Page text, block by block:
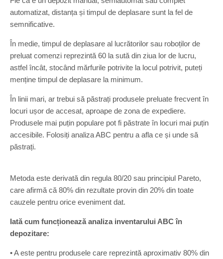
automatizat, distanța și timpul de deplasare sunt la fel de
semnificative.
În medie, timpul de deplasare al lucrătorilor sau roboților de
preluat comenzi reprezintă 60 la sută din ziua lor de lucru,
astfel încât, stocând mărfurile potrivite la locul potrivit, puteți
menține timpul de deplasare la minimum.
În linii mari, ar trebui să păstrați produsele preluate frecvent în
locuri ușor de accesat, aproape de zona de expediere.
Produsele mai puțin populare pot fi păstrate în locuri mai puțin
accesibile. Folosiți analiza ABC pentru a afla ce și unde să
păstrați.
Metoda este derivată din regula 80/20 sau principiul Pareto,
care afirmă că 80% din rezultate provin din 20% din toate
cauzele pentru orice eveniment dat.
Iată cum funcționează analiza inventarului ABC în
depozitare:
• A este pentru produsele care reprezintă aproximativ 80% din